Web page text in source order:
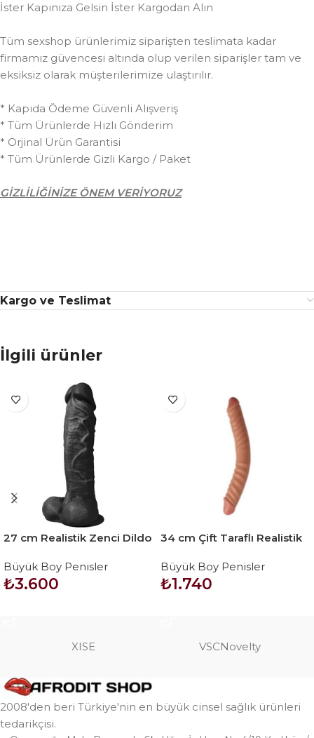
İster Kapınıza Gelsin İster Kargodan Alın
Tüm sexshop ürünlerimiz siparişten teslimata kadar
firmamız güvencesi altında olup verilen siparişler tam ve
eksiksiz olarak müşterilerimize ulaştırılır.
* Kapıda Ödeme Güvenli Alışveriş
* Tüm Ürünlerde Hızlı Gönderim
* Orjinal Ürün Garantisi
* Tüm Ürünlerde Gizli Kargo / Paket
GİZLİLİĞİNİZE ÖNEM VERİYORUZ
Kargo ve Teslimat
İlgili ürünler
27 cm Realistik Zenci Dildo
Büyük Boy Penisler
₺3.600
34 cm Çift Taraflı Realistik
Büyük Boy Penisler
₺1.740
XISE VSCNovelty
2008'den beri Türkiye'nin en büyük cinsel sağlık ürünleri
tedarikçisi.